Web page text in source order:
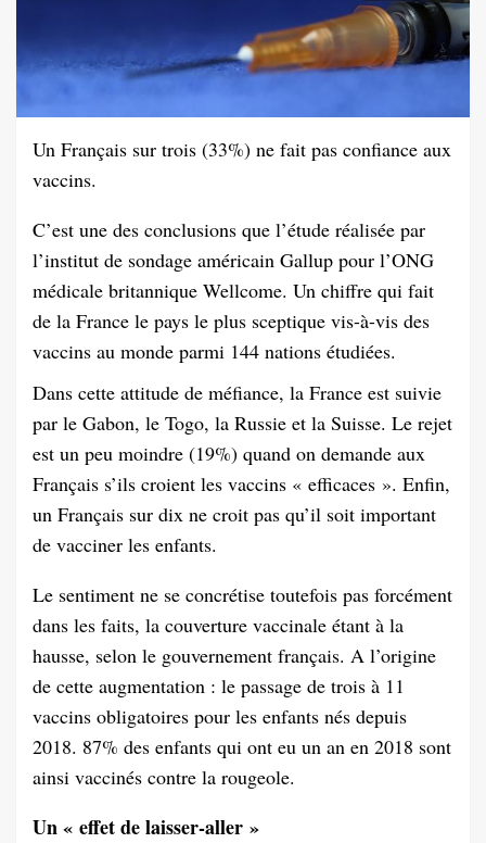
Un Français sur trois (33%) ne fait pas confiance aux
vaccins.
C’est une des conclusions que l’étude réalisée par
l’institut de sondage américain Gallup pour l’ONG
médicale britannique Wellcome. Un chiffre qui fait
de la France le pays le plus sceptique vis-à-vis des
vaccins au monde parmi 144 nations étudiées.
Dans cette attitude de méfiance, la France est suivie
par le Gabon, le Togo, la Russie et la Suisse. Le rejet
est un peu moindre (19%) quand on demande aux
Français s’ils croient les vaccins « efficaces ». Enfin,
un Français sur dix ne croit pas qu’il soit important
de vacciner les enfants.
Le sentiment ne se concrétise toutefois pas forcément
dans les faits, la couverture vaccinale étant à la
hausse, selon le gouvernement français. A l’origine
de cette augmentation : le passage de trois à 11
vaccins obligatoires pour les enfants nés depuis
2018. 87% des enfants qui ont eu un an en 2018 sont
ainsi vaccinés contre la rougeole.
Un « effet de laisser-aller »